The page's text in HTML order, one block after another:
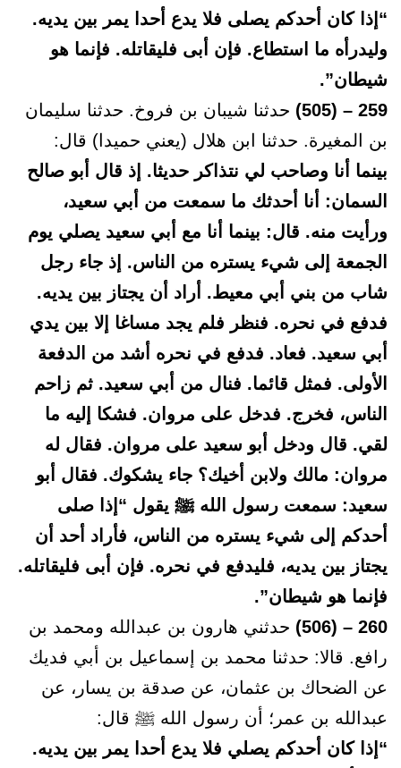
“إذا كان أحدكم يصلى فلا يدع أحدا يمر بين يديه.
وليدرأه ما استطاع. فإن أبى فليقاتله. فإنما هو
شيطان”.
259 – (505)
حدثنا شيبان بن فروخ. حدثنا سليمان
بن المغيرة. حدثنا ابن هلال (يعني حميدا) قال:
بينما أنا وصاحب لي نتذاكر حديثا. إذ قال أبو صالح
السمان: أنا أحدثك ما سمعت من أبي سعيد،
ورأيت منه. قال: بينما أنا مع أبي سعيد يصلي يوم
الجمعة إلى شيء يستره من الناس. إذ جاء رجل
شاب من بني أبي معيط. أراد أن يجتاز بين يديه.
فدفع في نحره. فنظر فلم يجد مساغا إلا بين يدي
أبي سعيد. فعاد. فدفع في نحره أشد من الدفعة
الأولى. فمثل قائما. فنال من أبي سعيد. ثم زاحم
الناس، فخرج. فدخل على مروان. فشكا إليه ما
لقي. قال ودخل أبو سعيد على مروان. فقال له
مروان: مالك ولابن أخيك؟ جاء يشكوك. فقال أبو
سعيد: سمعت رسول الله ﷺ يقول “إذا صلى
أحدكم إلى شيء يستره من الناس، فأراد أحد أن
يجتاز بين يديه، فليدفع في نحره. فإن أبى فليقاتله.
فإنما هو شيطان”.
260 – (506)
حدثني هارون بن عبدالله ومحمد بن
رافع. قالا: حدثنا محمد بن إسماعيل بن أبي فديك
عن الضحاك بن عثمان، عن صدقة بن يسار، عن
عبدالله بن عمر؛ أن رسول الله ﷺ قال:
“إذا كان أحدكم يصلي فلا يدع أحدا يمر بين يديه.